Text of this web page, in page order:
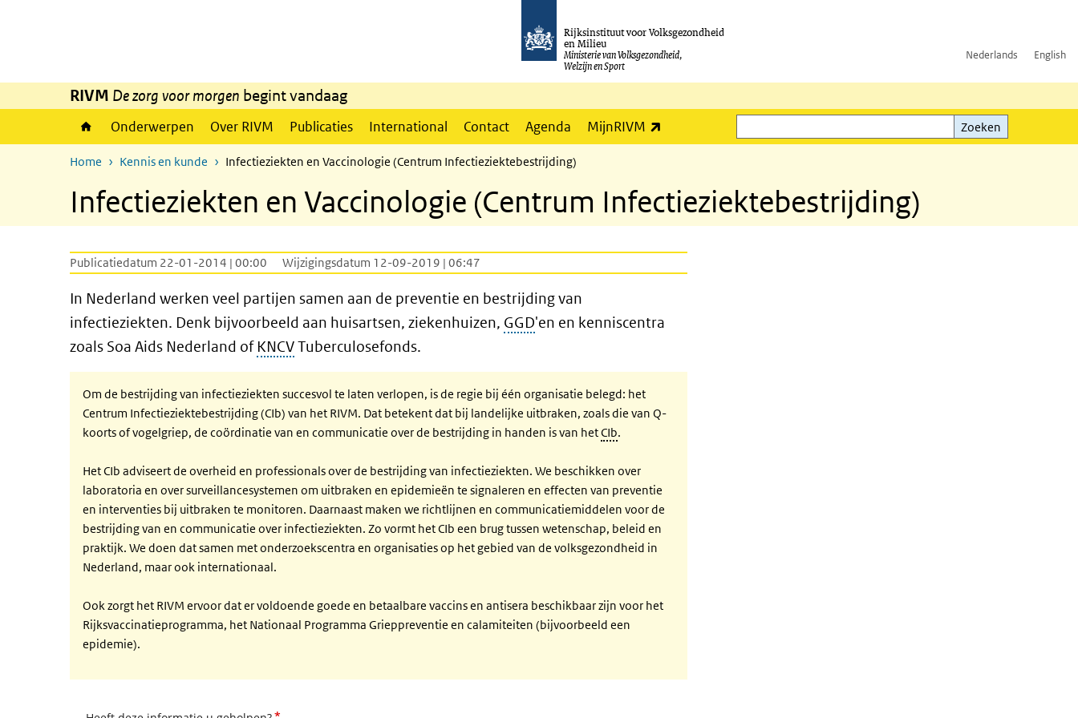
Rijksinstituut voor Volksgezondheid
en Milieu
Ministerie van Volksgezondheid,
Welzijn en Sport
Nederlands English
RIVM De zorg voor morgen begint vandaag
Onderwerpen Over RIVM Publicaties International Contact Agenda MijnRIVM
Zoeken
Zoeken
Home Kennis en kunde Infectieziekten en Vaccinologie (Centrum Infectieziektebestrijding)
Infectieziekten en Vaccinologie (Centrum Infectieziektebestrijding)
Publicatiedatum 22-01-2014 | 00:00 Wijzigingsdatum 12-09-2019 | 06:47
In Nederland werken veel partijen samen aan de preventie en bestrijding van
infectieziekten. Denk bijvoorbeeld aan huisartsen, ziekenhuizen, GGD'en en kenniscentra
zoals Soa Aids Nederland of KNCVTuberculosefonds.
Om de bestrijding van infectieziekten succesvol te laten verlopen, is de regie bij één organisatie belegd: het
Centrum Infectieziektebestrijding (CIb) van het RIVM. Dat betekent dat bij landelijke uitbraken, zoals die van Q-
koorts of vogelgriep, de coördinatie van en communicatie over de bestrijding in handen is van hetCIb.
Het CIb adviseert de overheid en professionals over de bestrijding van infectieziekten. We beschikken over
laboratoria en over surveillancesystemen om uitbraken en epidemieën te signaleren en effecten van preventie
en interventies bij uitbraken te monitoren. Daarnaast maken we richtlijnen en communicatiemiddelen voor de
bestrijding van en communicatie over infectieziekten. Zo vormt het CIb een brug tussen wetenschap, beleid en
praktijk. We doen dat samen met onderzoekscentra en organisaties op het gebied van de volksgezondheid in
Nederland, maar ook internationaal.
Ook zorgt het RIVM ervoor dat er voldoende goede en betaalbare vaccins en antisera beschikbaar zijn voor het
Rijksvaccinatieprogramma, het Nationaal Programma Grieppreventie en calamiteiten (bijvoorbeeld een
epidemie).